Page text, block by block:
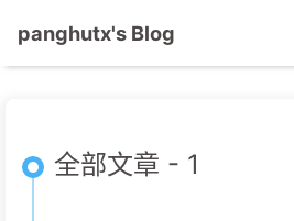
panghutx's Blog
全部文章 - 1